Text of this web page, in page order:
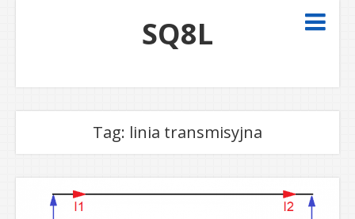
SQ8L
Tag: linia transmisyjna